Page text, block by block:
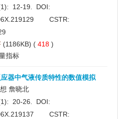
12-19. DOI:
CSTR:
(1186KB) ( 418 )
指标
器中气液传质特性的数值模拟
詹晓北
20-26. DOI:
CSTR: